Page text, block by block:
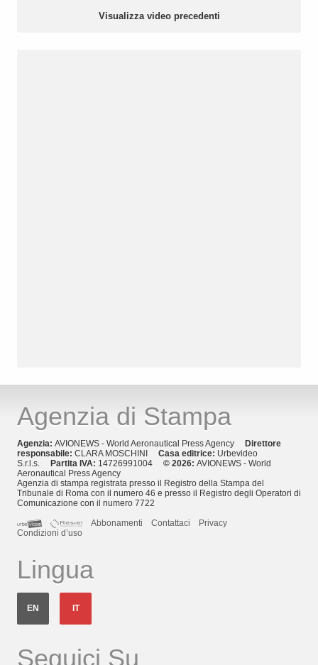
Visualizza video precedenti
Agenzia di Stampa
Agenzia: AVIONEWS - World Aeronautical Press Agency
Direttore
responsabile: CLARA MOSCHINI Casa editrice: Urbevideo
S.r.l.s.
Partita IVA: 14726991004 © 2026: AVIONEWS - World
Aeronautical Press Agency
Agenzia di stampa registrata presso il Registro della Stampa del
Tribunale di Roma con il numero 46 e presso il Registro degli Operatori di
Comunicazione con il numero 7722
Abbonamenti
Contattaci
Privacy
Condizioni d’uso
Lingua
EN IT
Seguici Su